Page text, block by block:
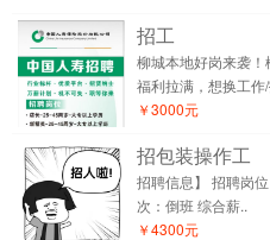
招工
柳城本地好岗来袭！
福利拉满，想换工作
￥3000元
招包装操作工
招聘信息】 招聘岗
次：倒班 综合薪..
￥4300元